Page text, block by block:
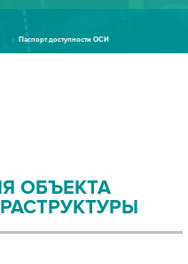
Паспорт доступности ОСИ
ОБЪЕКТА